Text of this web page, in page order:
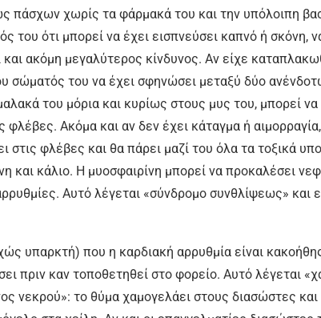
πάσχων χωρίς τα φάρμακά του και την υπόλοιπη
του ότι μπορεί να έχει εισπνεύσει καπνό ή σκόνη,
ακόμη μεγαλύτερος κίνδυνος. Αν είχε
σώματός του να έχει σφηνώσει μεταξύ δύο
του μόρια και κυρίως στους μυς του, μπορεί
φλέβες. Ακόμα και αν δεν έχει κάταγμα ή
στις φλέβες και θα πάρει μαζί του όλα τα τοξικά
κάλιο. Η μυοσφαιρίνη μπορεί να προκαλέσει
Αυτό λέγεται «σύνδρομο συνθλίψεως» και
υπαρκτή) που η καρδιακή αρρυθμία είναι
πριν καν τοποθετηθεί στο φορείο. Αυτό λέγεται
νεκρού»: το θύμα χαμογελάει στους διασώστες και